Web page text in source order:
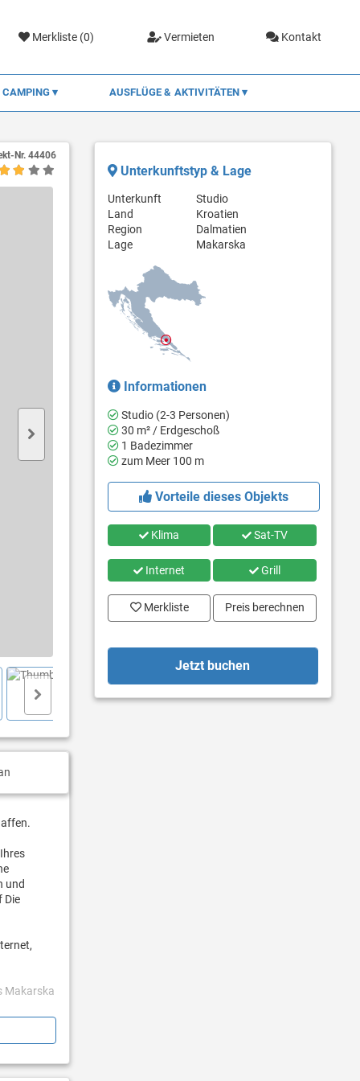
Merkliste (0) Vermieten Kontakt
CAMPING AUSFLÜGE & AKTIVITÄTEN
Nr. 44406
und
Die
Makarska
Unterkunftstyp & Lage
Unterkunft
Studio
Land
Kroatien
Region
Dalmatien
Lage
Makarska
Informationen
Studio (2-3 Personen)
30 m² / Erdgeschoß
1 Badezimmer
zum Meer 100 m
Vorteile dieses Objekts
Klima Sat-TV
Internet Grill
Merkliste Preis berechnen
Jetzt buchen